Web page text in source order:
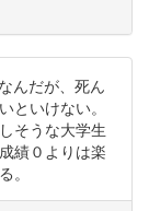
んだが、死ん
といけない。
そうな大学生
績０よりは楽
。